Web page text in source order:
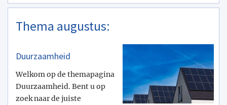
Thema augustus:
Duurzaamheid
Welkom op de themapagina
Duurzaamheid. Bent u op
zoek naar de juiste